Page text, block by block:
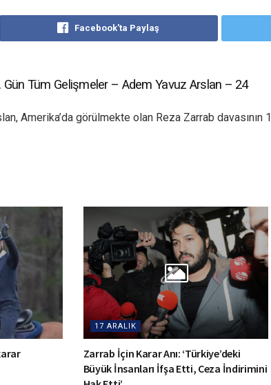
Facebook'ta Paylaş
Gün Tüm Gelişmeler – Adem Yavuz Arslan – 24
Amerika’da görülmekte olan Reza Zarrab davasının
17 ARALIK
Zarrab İçin Karar Anı: ‘Türkiye’deki
Büyük İnsanları İfşa Etti, Ceza İndirimini